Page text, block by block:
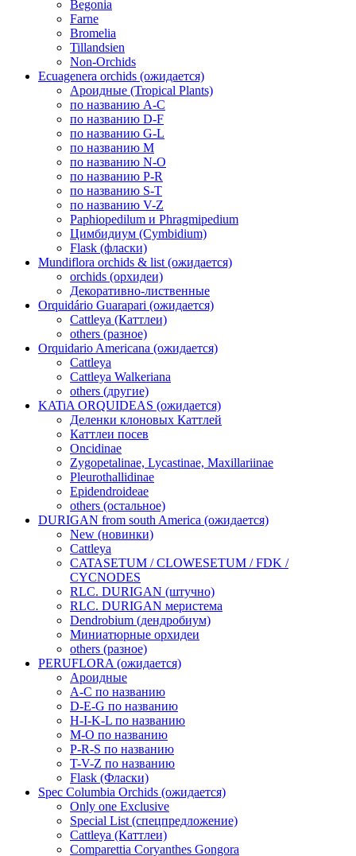
Begonia
Farne
Bromelia
Tillandsien
Non-Orchids
Ecuagenera orchids (ожидается)
Ароидные (Tropical Plants)
по названию A-C
по названию D-F
по названию G-L
по названию M
по названию N-O
по названию P-R
по названию S-T
по названию V-Z
Paphiopedilum и Phragmipedium
Цимбидиум (Cymbidium)
Flask (фласки)
Mundiflora orchids & list (ожидается)
orchids (орхидеи)
Декоративно-лиственные
Orquidário Guarapari (ожидается)
Cattleya (Каттлеи)
others (разное)
Orquidario Americana (ожидается)
Cattleya
Cattleya Walkeriana
others (другие)
KATiA ORQUIDEAS (ожидается)
Деленки клоновых Каттлей
Каттлеи посев
Oncidinae
Zygopetalinae, Lycastinae, Maxillariinae
Pleurothallidinae
Epidendroideae
others (остальное)
DURIGAN from south America (ожидается)
New (новинки)
Cattleya
CATASETUM / CLOWESETUM / FDK /
CYCNODES
RLC. DURIGAN (штучно)
RLC. DURIGAN меристема
Dendrobium (дендробиум)
Миниатюрные орхидеи
others (разное)
PERUFLORA (ожидается)
Ароидные
A-C по названию
D-E-G по названию
H-I-K-L по названию
M-O по названию
P-R-S по названию
T-V-Z по названию
Flask (Фласки)
Spec Columbia Orchids (ожидается)
Only one Exclusive
Special List (спецпредложение)
Cattleya (Каттлеи)
Comparettia Coryanthes Gongora